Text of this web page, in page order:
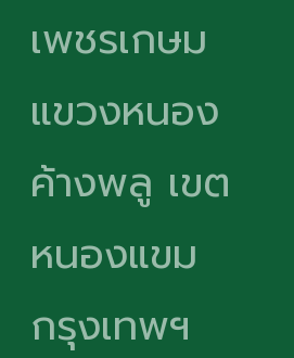
เพชรเกษม
แขวงหนอง
ค้างพลู เขต
หนองแขม
กรุงเทพฯ